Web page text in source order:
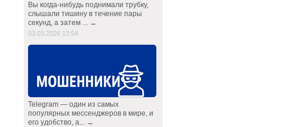
Вы когда-нибудь поднимали трубку,
слышали тишину в течение пары
секунд, а затем ... →
03.03.2026 13:54
Telegram — один из самых
популярных мессенджеров в мире, и
его удобство, а... →